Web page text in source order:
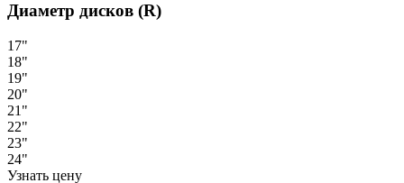
Диаметр дисков (R)
17"
18"
19"
20"
21"
22"
23"
24"
Узнать цену